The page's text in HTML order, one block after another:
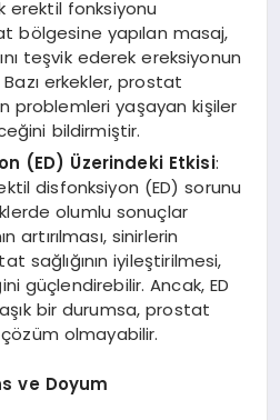
erektil fonksiyonu
bölgesine yapılan masaj,
teşvik ederek ereksiyonun
erkekler, prostat
problemleri yaşayan kişiler
bildirmiştir.
(ED) Üzerindeki Etkisi:
disfonksiyon (ED) sorunu
olumlu sonuçlar
artırılması, sinirlerin
sağlığının iyileştirilmesi,
güçlendirebilir. Ancak, ED
bir durumsa, prostat
olmayabilir.
ve Doyum